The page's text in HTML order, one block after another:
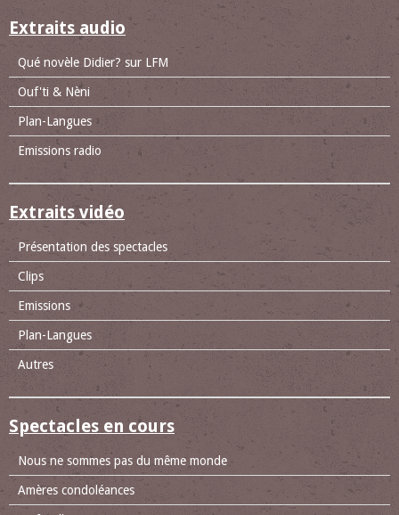
Extraits audio
Qué novèle Didier? sur LFM
Ouf'ti & Nèni
Plan-Langues
Emissions radio
Extraits vidéo
Présentation des spectacles
Clips
Emissions
Plan-Langues
Autres
Spectacles en cours
Nous ne sommes pas du même monde
Amères condoléances